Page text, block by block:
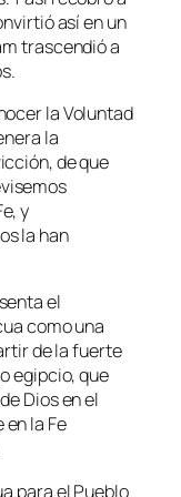
así en un
trascendió a
la Voluntad
la
de que
y
la han
el
como una
de la fuerte
egipcio, que
Dios en el
la Fe
para el Pueblo